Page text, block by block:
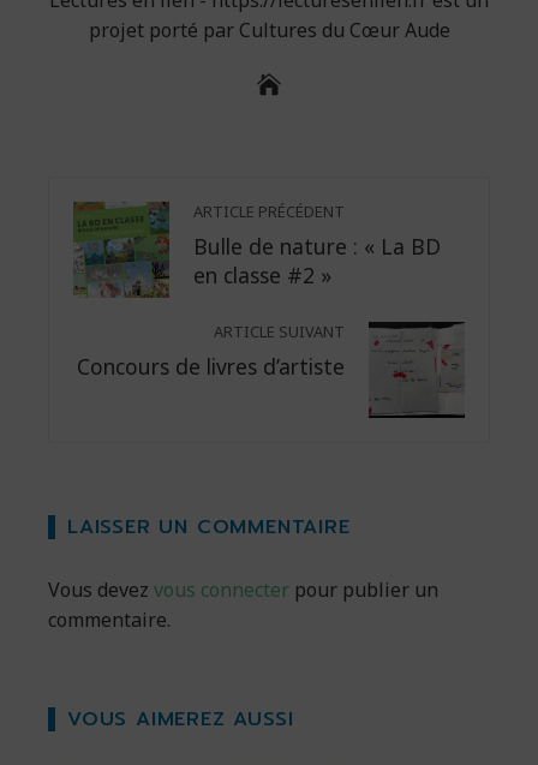
projet porté par Cultures du Cœur Aude
ARTICLE PRÉCÉDENT
Bulle de nature : « La BD
en classe #2 »
ARTICLE SUIVANT
Concours de livres d’artiste
LAISSER UN COMMENTAIRE
Vous devez vous connecter pour publier un
commentaire.
VOUS AIMEREZ AUSSI